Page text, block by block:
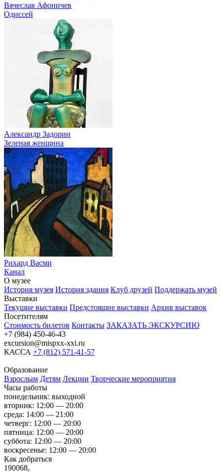
Вячеслав Афоничев
Одиссей
Александр Задорин
Зеленая женщина
Рихард Васми
Канал
О музее
История музея История здания Клуб друзей Поддержать музей
Выставки
Текущие выставки Предстоящие выставки Архив выставок
Посетителям
Стоимость билетов Контакты ЗАКАЗАТЬ ЭКСКУРСИЮ
+7 (984) 450-46-43
excursion@mispxx-xxi.ru
КАССА +7 (812) 571-41-57
Образование
Взрослым Детям Лекции Творческие мероприятия
Часы работы
понедельник: выходной
вторник: 12:00 — 20:00
среда: 14:00 — 21:00
четверг: 12:00 — 20:00
пятница: 12:00 — 20:00
суббота: 12:00 — 20:00
воскресенье: 12:00 — 20:00
Как добраться
190068,